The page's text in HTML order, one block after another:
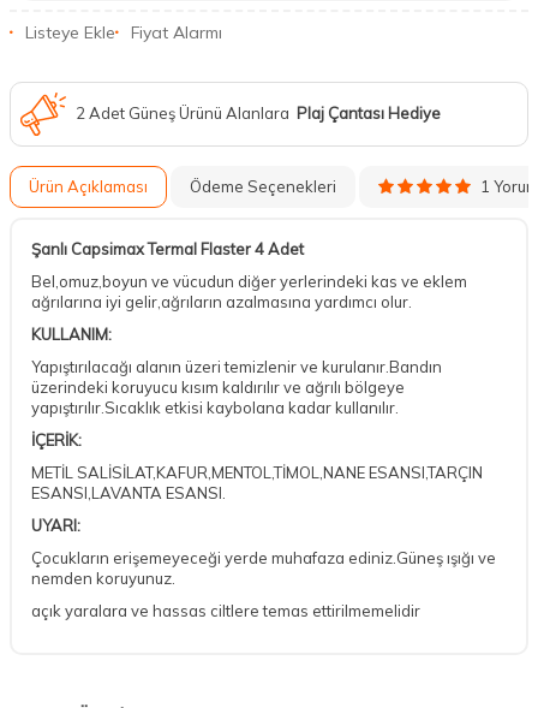
Listeye Ekle Fiyat Alarmı
2 Adet Güneş Ürünü Alanlara Plaj Çantası Hediye
Ürün Açıklaması Ödeme Seçenekleri 1 Yorum
Şanlı Capsimax Termal Flaster 4 Adet
Bel,omuz,boyun ve vücudun diğer yerlerindeki kas ve eklem
ağrılarına iyi gelir,ağrıların azalmasına yardımcı olur.
KULLANIM:
Yapıştırılacağı alanın üzeri temizlenir ve kurulanır.Bandın
üzerindeki koruyucu kısım kaldırılır ve ağrılı bölgeye
yapıştırılır.Sıcaklık etkisi kaybolana kadar kullanılır.
İÇERİK:
METİL SALİSİLAT,KAFUR,MENTOL,TİMOL,NANE ESANSI,TARÇIN
ESANSI,LAVANTA ESANSI.
UYARI:
Çocukların erişemeyeceği yerde muhafaza ediniz.Güneş ışığı ve
nemden koruyunuz.
açık yaralara ve hassas ciltlere temas ettirilmemelidir